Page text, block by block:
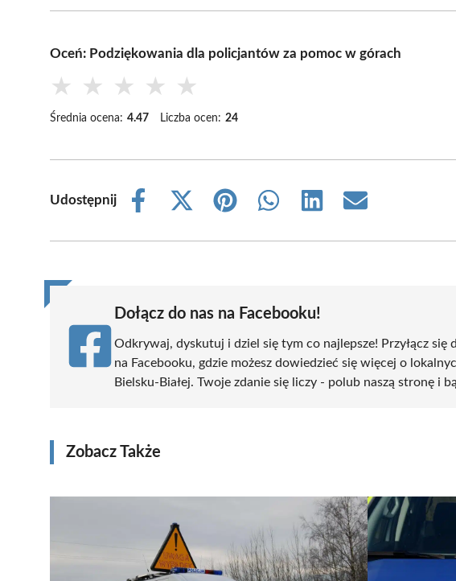
Oceń: Podziękowania dla policjantów za pomoc w górach
★ ★ ★ ★ ★
Średnia ocena: 4.47 Liczba ocen: 24
Udostępnij
Share
Share
(Twitter)
Share
Share
Share
Share
Dołącz do nas na Facebooku!
Odkrywaj, dyskutuj i dziel się tym co najlepsze! Przyłącz się
na Facebooku, gdzie możesz dowiedzieć się więcej o
Bielsku-Białej. Twoje zdanie się liczy - polub naszą stronę i
Zobacz Także